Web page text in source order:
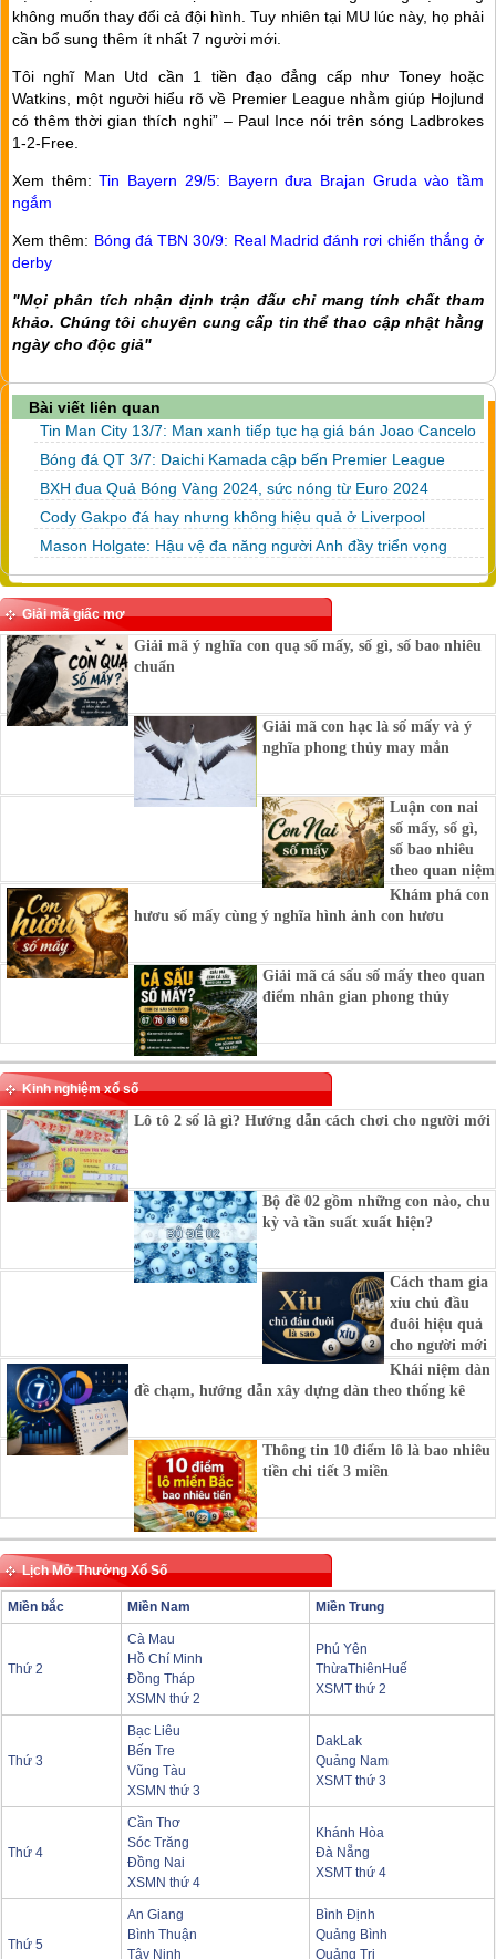
không muốn thay đổi cả đội hình. Tuy nhiên tại MU lúc này, họ phải
cần bổ sung thêm ít nhất 7 người mới.
Tôi nghĩ Man Utd cần 1 tiền đạo đẳng cấp như Toney hoặc
Watkins, một người hiểu rõ về Premier League nhằm giúp Hojlund
có thêm thời gian thích nghi” – Paul Ince nói trên sóng Ladbrokes
1-2-Free.
Xem thêm:Tin Bayern 29/5: Bayern đưa Brajan Gruda vào tầm
ngắm
Xem thêm: Bóng đá TBN 30/9: Real Madrid đánh rơi chiến thắng ở
derby
"Mọi phân tích nhận định trận đấu chỉ mang tính chất tham
khảo. Chúng tôi chuyên cung cấp tin thể thao cập nhật hằng
ngày cho độc giả"
Bài viết liên quan
Tin Man City 13/7: Man xanh tiếp tục hạ giá bán Joao Cancelo
Bóng đá QT 3/7: Daichi Kamada cập bến Premier League
BXH đua Quả Bóng Vàng 2024, sức nóng từ Euro 2024
Cody Gakpo đá hay nhưng không hiệu quả ở Liverpool
Mason Holgate: Hậu vệ đa năng người Anh đầy triển vọng
Giải mã giấc mơ
Giải mã ý nghĩa con quạ số mấy, số gì, số bao nhiêu
chuẩn
Giải mã con hạc là số mấy và ý
nghĩa phong thủy may mắn
Luận con nai
số mấy, số gì,
số bao nhiêu
theo quan niệm
Khám phá con
hươu số mấy cùng ý nghĩa hình ảnh con hươu
Giải mã cá sấu số mấy theo quan
điểm nhân gian phong thủy
Kinh nghiệm xổ số
Lô tô 2 số là gì? Hướng dẫn cách chơi cho người mới
Bộ đề 02 gồm những con nào, chu
kỳ và tần suất xuất hiện?
Cách tham gia
xỉu chủ đầu
đuôi hiệu quả
cho người mới
Khái niệm dàn
đề chạm, hướng dẫn xây dựng dàn theo thống kê
Thông tin 10 điểm lô là bao nhiêu
tiền chi tiết 3 miền
Lịch Mở Thưởng Xổ Số
Miền bắc Miền Nam Miền Trung
Thứ 2
Cà Mau
Hồ Chí Minh
Đồng Tháp
XSMN thứ 2
Phú Yên
ThừaThiênHuế
XSMT thứ 2
Thứ 3
Bạc Liêu
Bến Tre
Vũng Tàu
XSMN thứ 3
DakLak
Quảng Nam
XSMT thứ 3
Thứ 4
Cần Thơ
Sóc Trăng
Đồng Nai
XSMN thứ 4
Khánh Hòa
Đà Nẵng
XSMT thứ 4
Thứ 5
An Giang
Bình Thuận
Tây Ninh
Bình Định
Quảng Bình
Quảng Trị